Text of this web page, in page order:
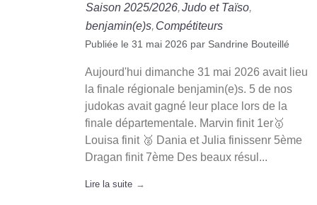
Saison 2025/2026 Judo et Taïso
benjamin(e)s Compétiteurs
Publiée le 31 mai 2026 par Sandrine Bouteillé
Aujourd'hui dimanche 31 mai 2026 avait lieu
la finale régionale benjamin(e)s. 5 de nos
judokas avait gagné leur place lors de la
finale départementale. Marvin finit 1er🥇
Louisa finit 🥈 Dania et Julia finissenr 5ème
Dragan finit 7ème Des beaux résul...
Lire la suite